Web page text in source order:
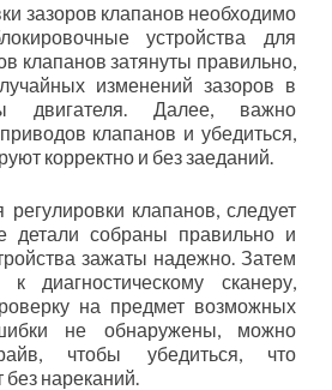
зазоров клапанов необходимо
устройства для
клапанов затянуты правильно,
изменений зазоров в
двигателя. Далее, важно
клапанов и убедиться,
корректно и без заеданий.
клапанов, следует
детали собраны правильно и
зажаты надежно. Затем
диагностическому сканеру,
на предмет возможных
не обнаружены, можно
чтобы убедиться, что
без нареканий.